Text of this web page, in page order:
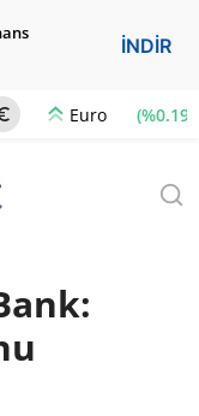
İNDİR
Euro (%0.19)